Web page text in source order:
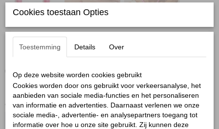
Kralenarmband roze
€ 8,95 (inclusief btw 21%)
Niet op voorraad
Ontvang een mailtje zodra het product weer op voorraad is.
Verstuur
Cookies toestaan Opties
Toestemming Details Over
Op deze website worden cookies gebruikt
Cookies worden door ons gebruikt voor verkeersanalyse, het
aanbieden van sociale media-functies en het personaliseren
van informatie en advertenties. Daarnaast verlenen we onze
sociale media-, advertentie- en analysepartners toegang tot
informatie over hoe u onze site gebruikt. Zij kunnen deze